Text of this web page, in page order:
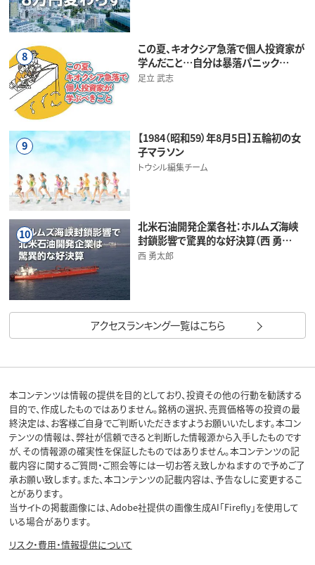
8
この夏、キオクシア急落で個人投資家が
学んだこと…自分は暴落パニック…
足立 武志
9
【1984（昭和59）年8月5日】五輪初の女
子マラソン
トウシル編集チーム
10
北米石油開発企業各社：ホルムズ海峡
封鎖影響で驚異的な好決算（西 勇…
西 勇太郎
アクセスランキング一覧はこちら
本コンテンツは情報の提供を目的としており、投資その他の行動を勧誘する
目的で、作成したものではありません。銘柄の選択、売買価格等の投資の最
終決定は、お客様ご自身でご判断いただきますようお願いいたします。本コン
テンツの情報は、弊社が信頼できると判断した情報源から入手したものです
が、その情報源の確実性を保証したものではありません。本コンテンツの記
載内容に関するご質問・ご照会等には一切お答え致しかねますので予めご了
承お願い致します。また、本コンテンツの記載内容は、予告なしに変更するこ
とがあります。
当サイトの掲載画像には、Adobe社提供の画像生成AI「Firefly」を使用して
いる場合があります。
リスク・費用・情報提供について